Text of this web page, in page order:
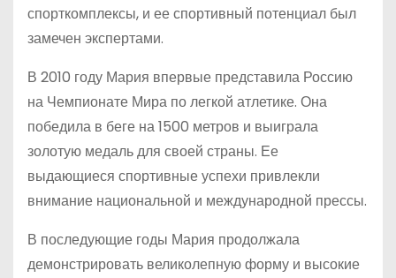
спорткомплексы, и ее спортивный потенциал был
замечен экспертами.
В 2010 году Мария впервые представила Россию
на Чемпионате Мира по легкой атлетике. Она
победила в беге на 1500 метров и выиграла
золотую медаль для своей страны. Ее
выдающиеся спортивные успехи привлекли
внимание национальной и международной прессы.
В последующие годы Мария продолжала
демонстрировать великолепную форму и высокие